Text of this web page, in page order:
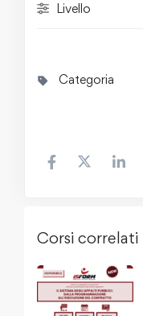
Livello
Categoria
Corsi correlati